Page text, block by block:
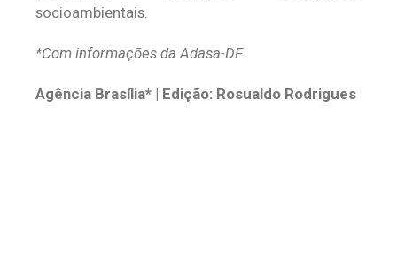
socioambientais.
*Com informações da Adasa-DF
Agência Brasília* | Edição: Rosualdo Rodrigues